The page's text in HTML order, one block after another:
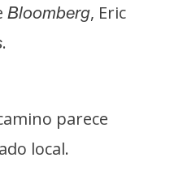
Bloomberg, Eric
.
parece
local.